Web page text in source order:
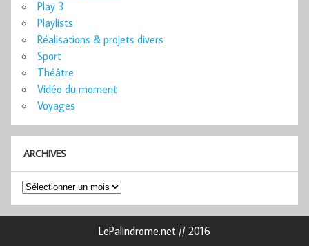
Play 3
Playlists
Réalisations & projets divers
Sport
Théâtre
Vidéo du moment
Voyages
ARCHIVES
Archives
LePalindrome.net // 2016